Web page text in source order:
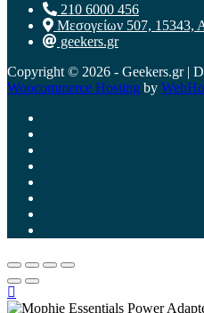
210 6000 456
Μεσογείων 507, 15343,
geekers.gr
Copyright © 2026 - Geekers.gr |
Woocommerce Hosting by